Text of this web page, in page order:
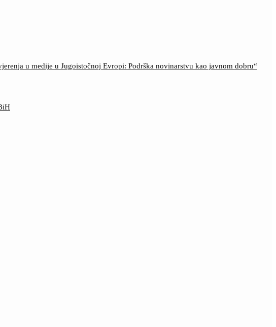
u medije u Jugoistočnoj Evropi: Podrška novinarstvu kao javnom dobru“